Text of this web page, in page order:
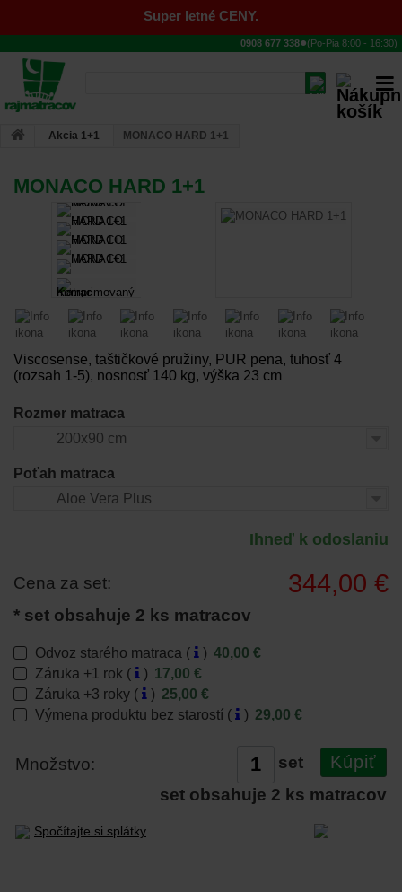
Super letné CENY.
0908 677 338●(Po-Pia 8:00 - 16:30)
Akcia 1+1 MONACO HARD 1+1
MONACO HARD 1+1
Viscosense, taštičkové pružiny, PUR pena, tuhosť 4
(rozsah 1-5), nosnosť 140 kg, výška 23 cm
Rozmer matraca
200x90 cm
Poťah matraca
Aloe Vera Plus
Ihneď k odoslaniu
Cena za set:
* set obsahuje 2 ks matracov
344,00 €
Odvoz starého matraca ( ) 40,00 €
Záruka +1 rok (
) 17,00 €
Záruka +3 roky (
) 25,00 €
Výmena produktu bez starostí (
) 29,00 €
Množstvo: set Kúpiť
set obsahuje 2 ks matracov
Spočítajte si splátky